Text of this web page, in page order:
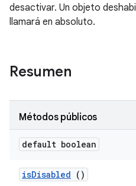
desactivar. Un objeto
llamará en absoluto.
Resumen
Métodos públicos
default boolean
isDisabled ()